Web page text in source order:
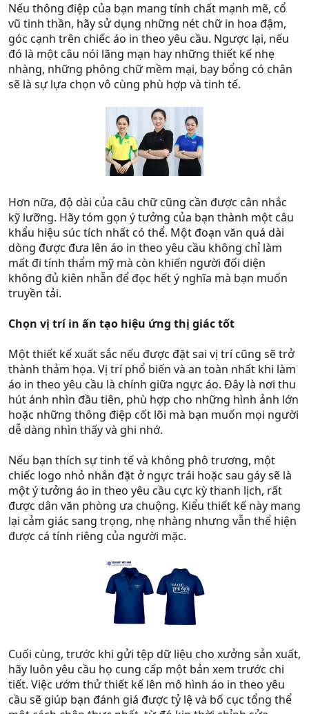
Nếu thông điệp của bạn mang tính chất mạnh mẽ, cổ
vũ tinh thần, hãy sử dụng những nét chữ in hoa đậm,
góc cạnh trên chiếc áo in theo yêu cầu. Ngược lại, nếu
đó là một câu nói lãng mạn hay những thiết kế nhẹ
nhàng, những phông chữ mềm mại, bay bổng có chân
sẽ là sự lựa chọn vô cùng phù hợp và tinh tế.
Hơn nữa, độ dài của câu chữ cũng cần được cân nhắc
kỹ lưỡng. Hãy tóm gọn ý tưởng của bạn thành một câu
khẩu hiệu súc tích nhất có thể. Một đoạn văn quá dài
dòng được đưa lên áo in theo yêu cầu không chỉ làm
mất đi tính thẩm mỹ mà còn khiến người đối diện
không đủ kiên nhẫn để đọc hết ý nghĩa mà bạn muốn
truyền tải.
Chọn vị trí in ấn tạo hiệu ứng thị giác tốt
Một thiết kế xuất sắc nếu được đặt sai vị trí cũng sẽ trở
thành thảm họa. Vị trí phổ biến và an toàn nhất khi làm
áo in theo yêu cầu là chính giữa ngực áo. Đây là nơi thu
hút ánh nhìn đầu tiên, phù hợp cho những hình ảnh lớn
hoặc những thông điệp cốt lõi mà bạn muốn mọi người
dễ dàng nhìn thấy và ghi nhớ.
Nếu bạn thích sự tinh tế và không phô trương, một
chiếc logo nhỏ nhắn đặt ở ngực trái hoặc sau gáy sẽ là
một ý tưởng áo in theo yêu cầu cực kỳ thanh lịch, rất
được dân văn phòng ưa chuộng. Kiểu thiết kế này mang
lại cảm giác sang trọng, nhẹ nhàng nhưng vẫn thể hiện
được cá tính riêng của người mặc.
Cuối cùng, trước khi gửi tệp dữ liệu cho xưởng sản xuất,
hãy luôn yêu cầu họ cung cấp một bản xem trước chi
tiết. Việc ướm thử thiết kế lên mô hình áo in theo yêu
cầu sẽ giúp bạn đánh giá được tỷ lệ và bố cục tổng thể